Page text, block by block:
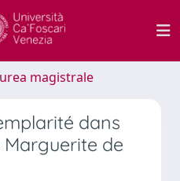
magistrale
dans
de